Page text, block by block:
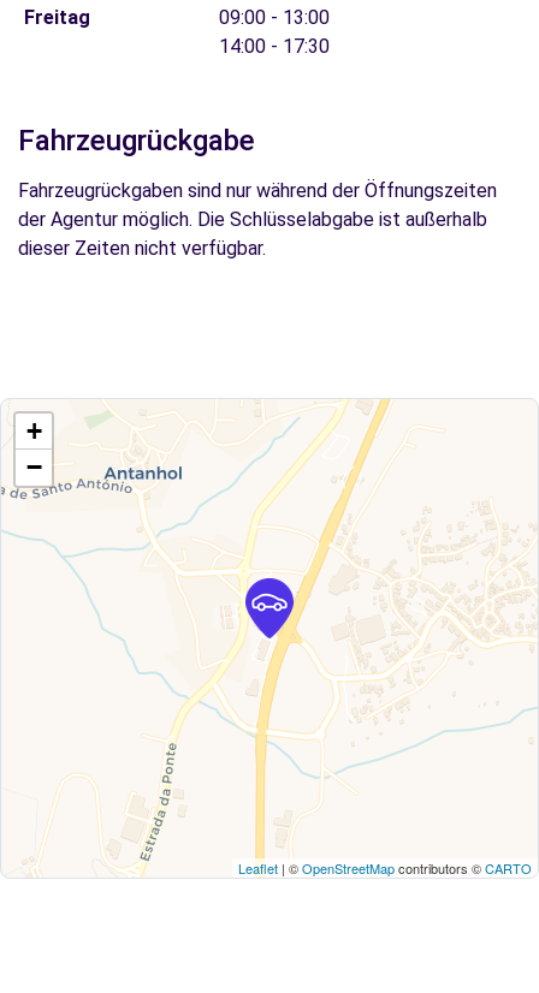
Freitag
09:00 - 13:00
14:00 - 17:30
Fahrzeugrückgabe
Fahrzeugrückgaben sind nur während der Öffnungszeiten
der Agentur möglich. Die Schlüsselabgabe ist außerhalb
dieser Zeiten nicht verfügbar.
+
−
Leaflet | ©OpenStreetMapcontributors ©CARTO